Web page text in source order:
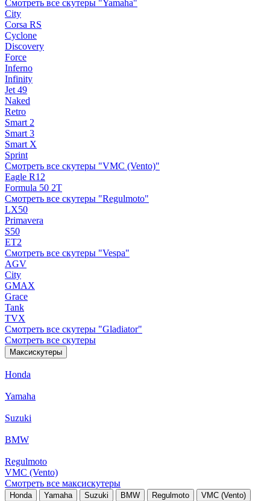
Смотреть все скутеры "Yamaha"
City
Corsa RS
Cyclone
Discovery
Force
Inferno
Infinity
Jet 49
Naked
Retro
Smart 2
Smart 3
Smart X
Sprint
Смотреть все скутеры "VMC (Vento)"
Eagle R12
Formula 50 2Т
Смотреть все скутеры "Regulmoto"
LX50
Primavera
S50
ET2
Смотреть все скутеры "Vespa"
AGV
City
GMAX
Grace
Tank
TVX
Смотреть все скутеры "Gladiator"
Смотреть все скутеры
Максискутеры
Honda
Yamaha
Suzuki
BMW
Regulmoto
VMC (Vento)
Смотреть все максискутеры
Honda Yamaha Suzuki BMW Regulmoto VMC (Vento)